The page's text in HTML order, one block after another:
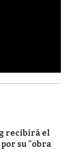
recibirá el
su "obra